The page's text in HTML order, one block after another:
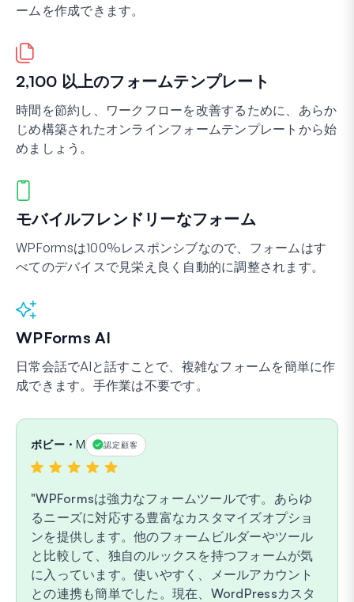
ームを作成できます。
2,100 以上のフォームテンプレート
時間を節約し、ワークフローを改善するために、あらか
じめ構築されたオンラインフォームテンプレートから始
めましょう。
モバイルフレンドリーなフォーム
WPFormsは100%レスポンシブなので、フォームはす
べてのデバイスで見栄え良く自動的に調整されます。
WPForms AI
日常会話でAIと話すことで、複雑なフォームを簡単に作
成できます。手作業は不要です。
ボビー・M 認定顧客
WPFormsは強力なフォームツールです。あらゆ
るニーズに対応する豊富なカスタマイズオプショ
ンを提供します。他のフォームビルダーやツール
と比較して、独自のルックスを持つフォームが気
に入っています。使いやすく、メールアカウント
との連携も簡単でした。現在、WordPressカスタ